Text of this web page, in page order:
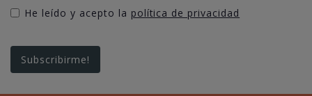
He leído y acepto la política de privacidad